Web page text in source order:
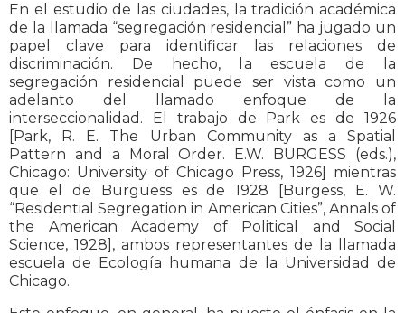
En el estudio de las ciudades, la tradición académica
de la llamada “segregación residencial” ha jugado un
papel clave para identificar las relaciones de
discriminación. De hecho, la escuela de la
segregación residencial puede ser vista como un
adelanto del llamado enfoque de la
interseccionalidad. El trabajo de Park es de 1926
[Park, R. E. The Urban Community as a Spatial
Pattern and a Moral Order. E.W. BURGESS (eds.),
Chicago: University of Chicago Press, 1926] mientras
que el de Burguess es de 1928 [Burgess, E. W.
“Residential Segregation in American Cities”, Annals of
the American Academy of Political and Social
Science, 1928], ambos representantes de la llamada
escuela de Ecología humana de la Universidad de
Chicago.